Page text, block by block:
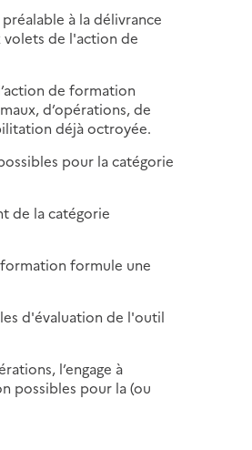
à la délivrance
de l'action de
de formation
d’opérations, de
déjà octroyée.
pour la catégorie
de la catégorie
formule une
d'évaluation de l'outil
l’engage à
possibles pour la (ou